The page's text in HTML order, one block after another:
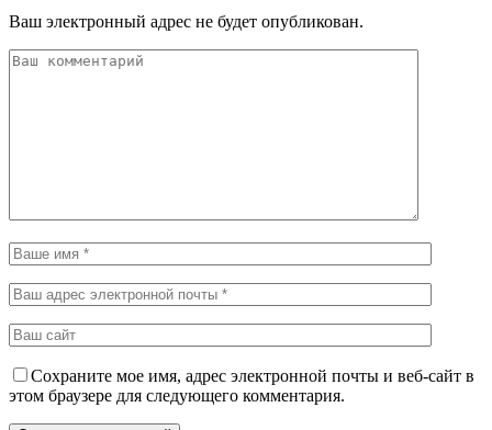
Ваш электронный адрес не будет опубликован.
Сохраните мое имя, адрес электронной почты и веб-сайт в
этом браузере для следующего комментария.